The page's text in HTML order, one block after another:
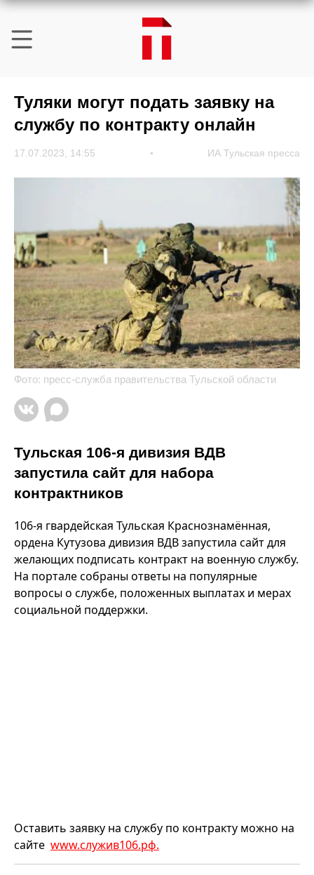
Туляки могут подать заявку на
службу по контракту онлайн
17.07.2023, 14:55 ИА Тульская пресса
Фото: пресс-служба правительства Тульской области
Тульская 106-я дивизия ВДВ
запустила сайт для набора
контрактников
106-я гвардейская Тульская Краснознамённая,
ордена Кутузова дивизия ВДВ запустила сайт для
желающих подписать контракт на военную службу.
На портале собраны ответы на популярные
вопросы о службе, положенных выплатах и мерах
социальной поддержки.
Оставить заявку на службу по контракту можно на
сайте www.служив106.рф.